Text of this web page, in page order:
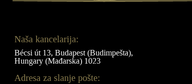
Naša kancelarija:
Bécsi út 13, Budapest (Budimpešta),
Hungary (Mađarska) 1023
Adresa za slanje pošte: